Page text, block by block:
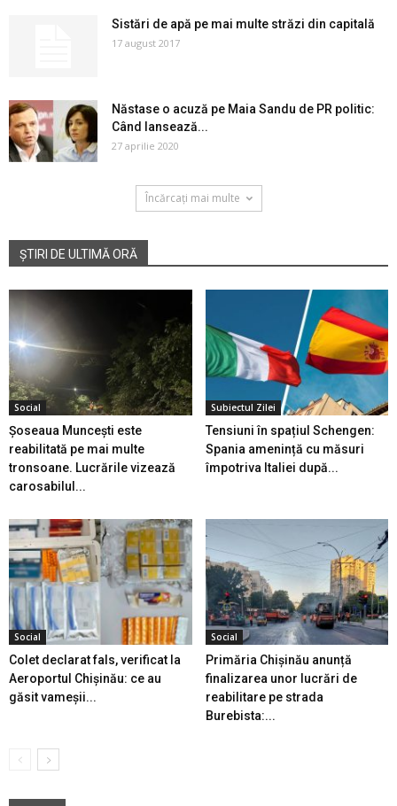
Sistări de apă pe mai multe străzi din capitală
17 august 2017
Năstase o acuză pe Maia Sandu de PR politic:
Când lansează...
27 aprilie 2020
Încărcați mai multe
ȘTIRI DE ULTIMĂ ORĂ
Social
Șoseaua Muncești este
reabilitată pe mai multe
tronsoane. Lucrările vizează
carosabilul...
Subiectul Zilei
Tensiuni în spațiul Schengen:
Spania amenință cu măsuri
împotriva Italiei după...
Social
Colet declarat fals, verificat la
Aeroportul Chișinău: ce au
găsit vameșii...
Social
Primăria Chișinău anunță
finalizarea unor lucrări de
reabilitare pe strada
Burebista:...